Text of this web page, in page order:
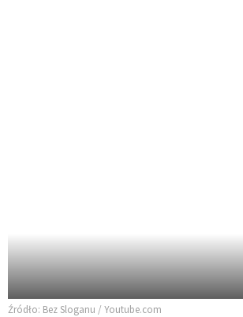
Źródło: Bez Sloganu / Youtube.com